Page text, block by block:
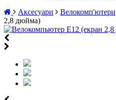
Аксесуари
Велокомп'ютери
2,8 дюйма)